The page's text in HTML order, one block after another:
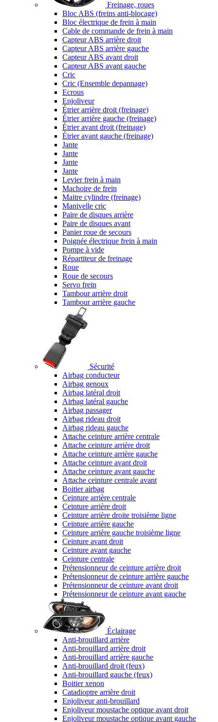
Freinage, roues
Bloc ABS (freins anti-blocage)
Bloc électrique de frein à main
Cable de commande de frein à main
Capteur ABS arrière droit
Capteur ABS arrière gauche
Capteur ABS avant droit
Capteur ABS avant gauche
Cric
Cric (Ensemble depannage)
Ecrous
Enjoliveur
Étrier arrière droit (freinage)
Étrier arrière gauche (freinage)
Étrier avant droit (freinage)
Étrier avant gauche (freinage)
Jante
Jante
Jante
Jante
Levier frein à main
Machoire de frein
Maitre cylindre (freinage)
Manivelle cric
Paire de disques arrière
Paire de disques avant
Panier roue de secours
Poignée électrique frein à main
Pompe à vide
Répartiteur de freinage
Roue
Roue de secours
Servo frein
Tambour arrière droit
Tambour arrière gauche
Sécurité
Airbag conducteur
Airbag genoux
Airbag latéral droit
Airbag latéral gauche
Airbag passager
Airbag rideau droit
Airbag rideau gauche
Attache ceinture arrière centrale
Attache ceinture arrière droit
Attache ceinture arrière gauche
Attache ceinture avant droit
Attache ceinture avant gauche
Attache ceinture centrale avant
Boitier airbag
Ceinture arrière centrale
Ceinture arrière droit
Ceinture arrière droite troisième ligne
Ceinture arrière gauche
Ceinture arrière gauche troisième ligne
Ceinture avant droit
Ceinture avant gauche
Ceinture centrale
Prétensionneur de ceinture arrière droit
Prétensionneur de ceinture arrière gauche
Prétensionneur de ceinture avant droit
Prétensionneur de ceinture avant gauche
Éclairage
Anti-brouillard arrière
Anti-brouillard arrière droit
Anti-brouillard arrière gauche
Anti-brouillard droit (feux)
Anti-brouillard gauche (feux)
Boitier xenon
Catadioptre arrière droit
Enjoliveur anti-brouillard
Enjoliveur moustache optique avant droit
Enjoliveur moustache optique avant gauche